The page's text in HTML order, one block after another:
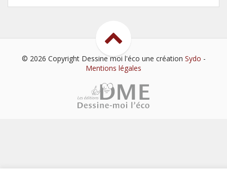
© 2026 Copyright Dessine moi l'éco une création Sydo -
Mentions légales